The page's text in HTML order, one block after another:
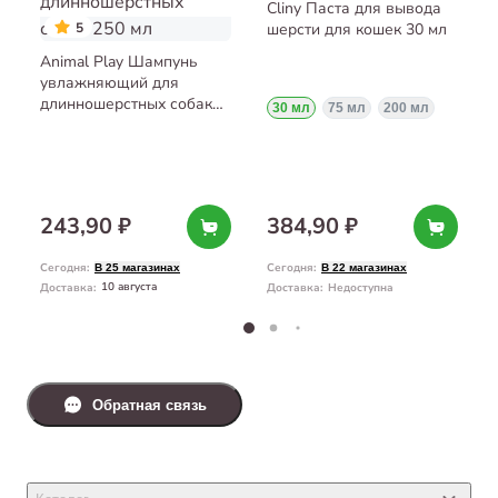
5
Animal Play Шампунь
увлажняющий для
длинношерстных собак
243,90 ₽
Сегодня: В 25 магазинах
Доставка: 10 августа
Cliny Паста для вывода
шерсти для кошек 30 мл
30 мл 75 мл 200 мл
384,90 ₽
Сегодня: В 22 магазинах
Доставка: Недоступна
Обратная связь